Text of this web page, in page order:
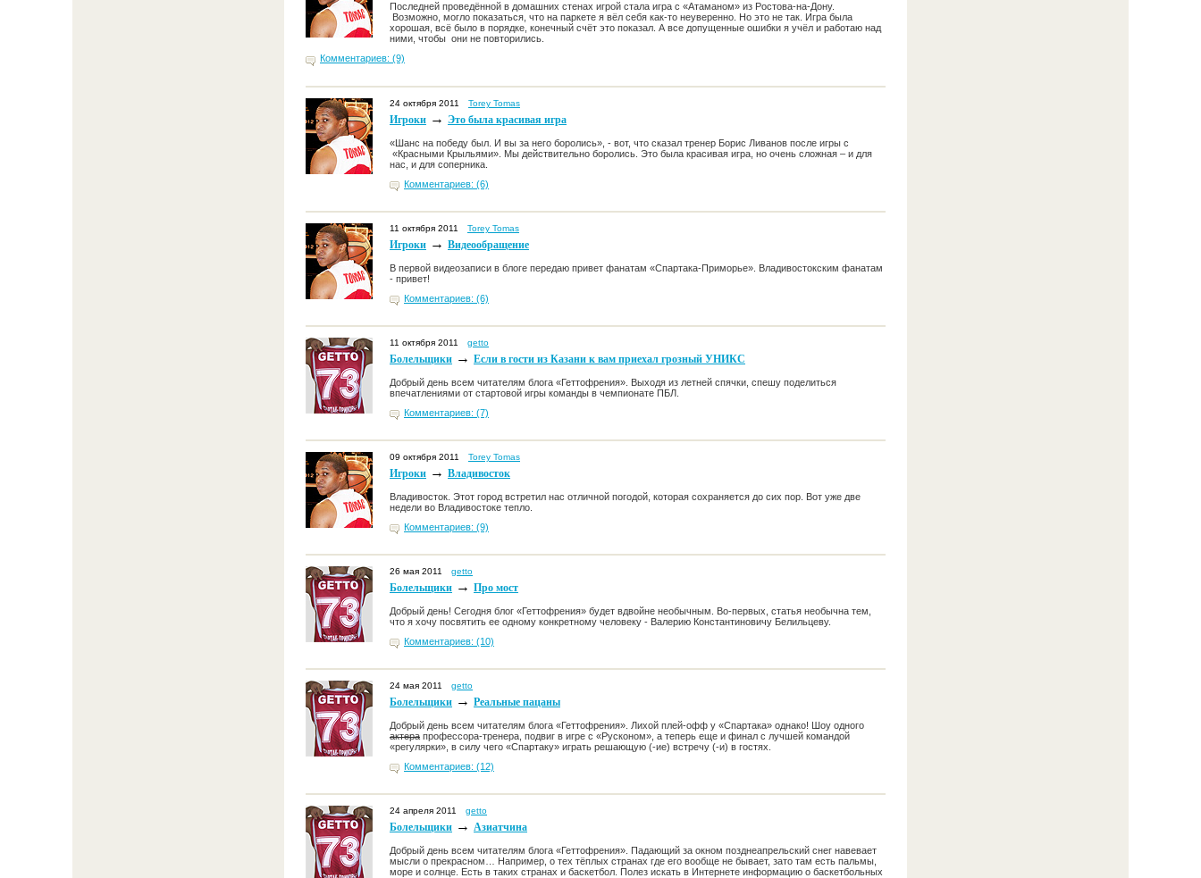
Последней проведённой в домашних стенах игрой стала игра с «Атаманом» из Ростова-на-Дону.
Возможно, могло показаться, что на паркете я вёл себя как-то неуверенно. Но это не так. Игра была
хорошая, всё было в порядке, конечный счёт это показал. А все допущенные ошибки я учёл и работаю над
ними, чтобы они не повторились.
Комментариев: (9)
24 октября 2011 Torey Tomas
Игроки → Это была красивая игра
«Шанс на победу был. И вы за него боролись», - вот, что сказал тренер Борис Ливанов после игры с
«Красными Крыльями». Мы действительно боролись. Это была красивая игра, но очень сложная – и для
нас, и для соперника.
Комментариев: (6)
11 октября 2011 Torey Tomas
Игроки → Видеообращение
В первой видеозаписи в блоге передаю привет фанатам «Спартака-Приморье». Владивостокским фанатам
- привет!
Комментариев: (6)
11 октября 2011 getto
Болельщики → Если в гости из Казани к вам приехал грозный УНИКС
Добрый день всем читателям блога «Геттофрения». Выходя из летней спячки, спешу поделиться
впечатлениями от стартовой игры команды в чемпионате ПБЛ.
Комментариев: (7)
09 октября 2011 Torey Tomas
Игроки → Владивосток
Владивосток. Этот город встретил нас отличной погодой, которая сохраняется до сих пор. Вот уже две
недели во Владивостоке тепло.
Комментариев: (9)
26 мая 2011 getto
Болельщики → Про мост
Добрый день! Сегодня блог «Геттофрения» будет вдвойне необычным. Во-первых, статья необычна тем,
что я хочу посвятить ее одному конкретному человеку - Валерию Константиновичу Белильцеву.
Комментариев: (10)
24 мая 2011 getto
Болельщики → Реальные пацаны
Добрый день всем читателям блога «Геттофрения». Лихой плей-офф у «Спартака» однако! Шоу одного
актера профессора-тренера, подвиг в игре с «Русконом», а теперь еще и финал с лучшей командой
«регулярки», в силу чего «Спартаку» играть решающую (-ие) встречу (-и) в гостях.
Комментариев: (12)
24 апреля 2011 getto
Болельщики → Азиатчина
Добрый день всем читателям блога «Геттофрения». Падающий за окном позднеапрельский снег навевает
мысли о прекрасном… Например, о тех тёплых странах где его вообще не бывает, зато там есть пальмы,
море и солнце. Есть в таких странах и баскетбол. Полез искать в Интернете информацию о баскетбольных